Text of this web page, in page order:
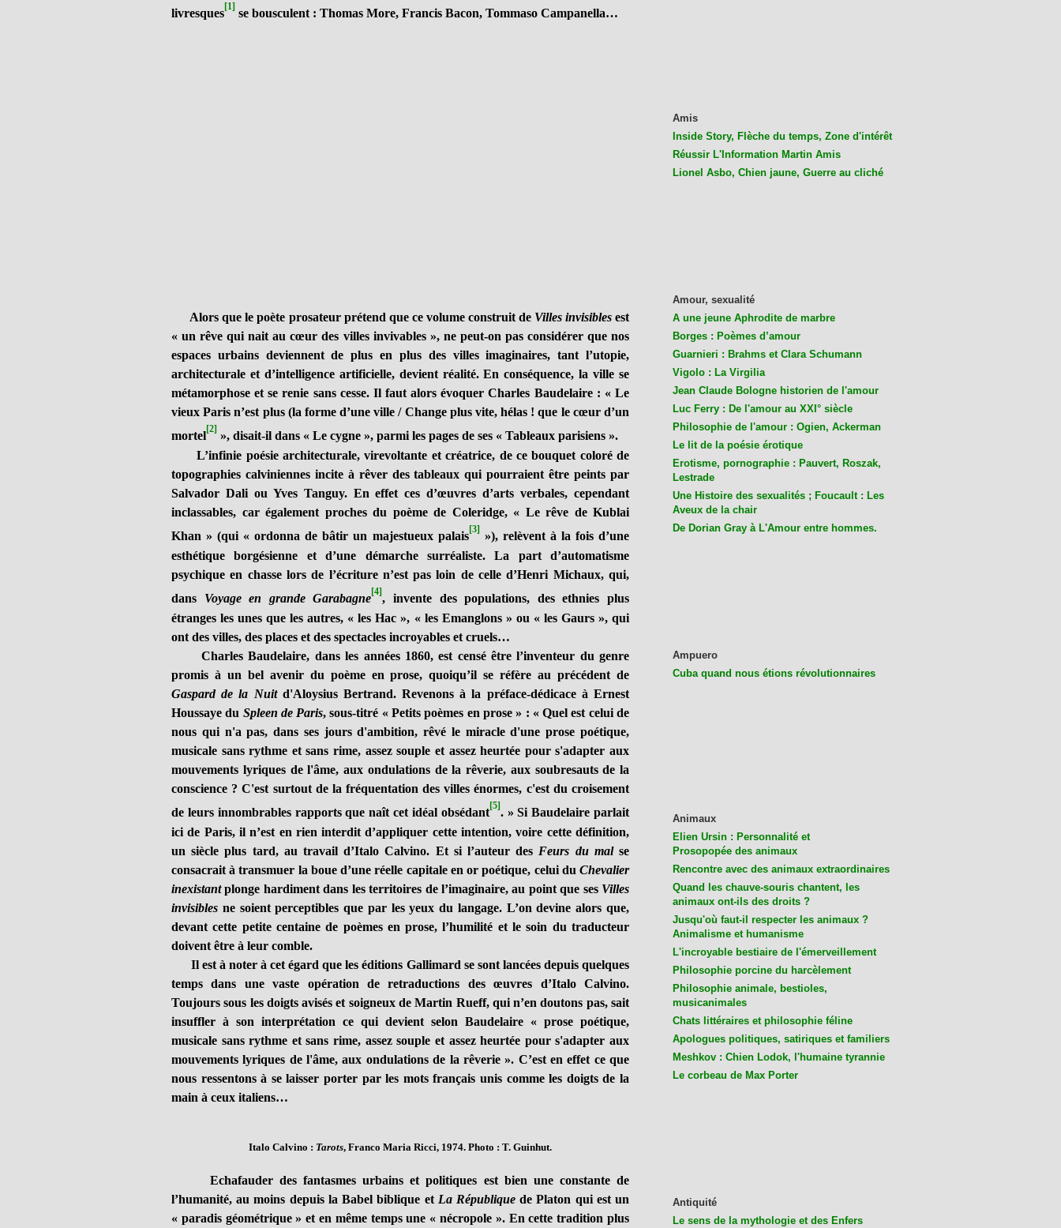
livresques[1] se bousculent : Thomas More, Francis Bacon, Tommaso Campanella…
Alors que le poète prosateur prétend que ce volume construit de Villes invisiblesest
« un rêve qui nait au cœur des villes invivables », ne peut-on pas considérer que nos
espaces urbains deviennent de plus en plus des villes imaginaires, tant l’utopie,
architecturale et d’intelligence artificielle, devient réalité. En conséquence, la ville se
métamorphose et se renie sans cesse. Il faut alors évoquer Charles Baudelaire : « Le
vieux Paris n’est plus (la forme d’une ville / Change plus vite, hélas ! que le cœur d’un
mortel[2] », disait-il dans « Le cygne », parmi les pages de ses « Tableaux parisiens ».
L’infinie poésie architecturale, virevoltante et créatrice, de ce bouquet coloré de
topographies calviniennes incite à rêver des tableaux qui pourraient être peints par
Salvador Dali ou Yves Tanguy. En effet ces d’œuvres d’arts verbales, cependant
inclassables, car également proches du poème de Coleridge, « Le rêve de Kublai
Khan » (qui «ordonna de bâtir un majestueux palais[3] »), relèvent à la fois d’une
esthétique borgésienne et d’une démarche surréaliste. La part d’automatisme
psychique en chasse lors de l’écriture n’est pas loin de celle d’Henri Michaux, qui,
dans Voyage en grande Garabagne[4], invente des populations, des ethnies plus
étranges les unes que les autres, « les Hac », « les Emanglons » ou « les Gaurs », qui
ont des villes, des places et des spectacles incroyables et cruels…
Charles Baudelaire, dans les années 1860, est censé être l’inventeur du genre
promis à un bel avenir du poème en prose, quoiqu’il se réfère au précédent de
Gaspard de la Nuit d'Aloysius Bertrand. Revenons à la préface-dédicace à Ernest
Houssaye du Spleen de Paris, sous-titré « Petits poèmes en prose » : « Quel est celui de
nous qui n'a pas, dans ses jours d'ambition, rêvé le miracle d'une prose poétique,
musicale sans rythme et sans rime, assez souple et assez heurtée pour s'adapter aux
mouvements lyriques de l'âme, aux ondulations de la rêverie, aux soubresauts de la
conscience ? C'est surtout de la fréquentation des villes énormes, c'est du croisement
de leurs innombrables rapports que naît cet idéal obsédant[5]. » Si Baudelaire parlait
ici de Paris, il n’est en rien interdit d’appliquer cette intention, voire cette définition,
un siècle plus tard, au travail d’Italo Calvino. Et si l’auteur des Feurs du malse
consacrait à transmuer la boue d’une réelle capitale en or poétique, celui du Chevalier
inexistantplonge hardiment dans les territoires de l’imaginaire, au point que ses Villes
invisibles ne soient perceptibles que par les yeux du langage. L’on devine alors que,
devant cette petite centaine de poèmes en prose, l’humilité et le soin du traducteur
doivent être à leur comble.
Il est à noter à cet égard que les éditions Gallimard se sont lancées depuis quelques
temps dans une vaste opération de retraductions des œuvres d’Italo Calvino.
Toujours sous les doigts avisés et soigneux de Martin Rueff, qui n’en doutons pas, sait
insuffler à son interprétation ce qui devient selon Baudelaire « prose poétique,
musicale sans rythme et sans rime, assez souple et assez heurtée pour s'adapter aux
mouvements lyriques de l'âme, aux ondulations de la rêverie ». C’est en effet ce que
nous ressentons à se laisser porter par les mots français unis comme les doigts de la
main à ceux italiens…
Italo Calvino : Tarots, Franco Maria Ricci, 1974. Photo : T. Guinhut.
Echafauder des fantasmes urbains et politiques est bien une constante de
l’humanité, au moins depuis la Babel biblique et La Républiquede Platon qui est un
« paradis géométrique » et en même temps une « nécropole ». En cette tradition plus
Amis
Inside Story, Flèche du temps, Zone d'intérêt
Réussir L'Information Martin Amis
Lionel Asbo, Chien jaune, Guerre au cliché
Amour, sexualité
A une jeune Aphrodite de marbre
Borges : Poèmes d’amour
Guarnieri : Brahms et Clara Schumann
Vigolo : La Virgilia
Jean Claude Bologne historien de l'amour
Luc Ferry : De l'amour au XXI° siècle
Philosophie de l'amour : Ogien, Ackerman
Le lit de la poésie érotique
Erotisme, pornographie : Pauvert, Roszak,
Lestrade
Une Histoire des sexualités ; Foucault : Les
Aveux de la chair
De Dorian Gray à L'Amour entre hommes.
Ampuero
Cuba quand nous étions révolutionnaires
Animaux
Elien Ursin : Personnalité et
Prosopopée des animaux
Rencontre avec des animaux extraordinaires
Quand les chauve-souris chantent, les
animaux ont-ils des droits ?
Jusqu'où faut-il respecter les animaux ?
Animalisme et humanisme
L'incroyable bestiaire de l'émerveillement
Philosophie porcine du harcèlement
Philosophie animale, bestioles,
musicanimales
Chats littéraires et philosophie féline
Apologues politiques, satiriques et familiers
Meshkov : Chien Lodok, l'humaine tyrannie
Le corbeau de Max Porter
Antiquité
Le sens de la mythologie et des Enfers